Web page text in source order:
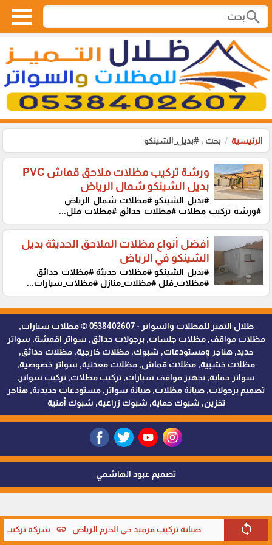
search
الرئيسية بحث : #بديل_الشينكو
sync صيانة تركيب قرميد حي الحزم الرياض link شركة تركيب
ورشة تركيب مظلات ملاحق قماش PVC
بديل الشينكو شمال الرياض
#بديل_الشينكو#مظلات_شمال_الرياض
#ورشة_تركيب_مظلات #مظلات_حدائق #مظلات_فلل...
أفضل أنواع مظلات الملاحق الحديثة بديل
الشينكو في الرياض
#بديل_الشينكو#مظلات_حديثة #مظلات_حدائق
#مظلات_فلل #مظلات_منازل #مظلات_سيارات...
ظلال التميز للمظلات والسواتر - 0538402607 © مظلات سيارات,
مظلات مواقف, مظلات جلسات, برجولات حدائق, سواتر اقمشة, سواتر
حديد, هناجر ومستودعات, شبوك, مظلات خارجية, مظلات حدائق,
مظلات خشبية, مظلات قماش, مظلات معدنية, سواتر خصوصية,
سواتر حماية, تجهيز مواقف سيارات, تركيب مظلات, تركيب سواتر,
تصميم برجولات, صيانة مظلات, صيانة سواتر, مستودعات حديدية, هناجر
تخزين, شبوك حماية, شبوك زراعية, شبوك أمنية
تصميم عبود الهاشمي